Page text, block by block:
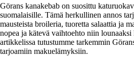
Görans kanakebab on suosittu
suomalaisille. Tämä herkullinen annos
mausteista broileria, tuoretta salaattia ja
nopea ja kätevä vaihtoehto niin
artikkelissa tutustumme tarkemmin
tarjoamiin makuelämyksiin.